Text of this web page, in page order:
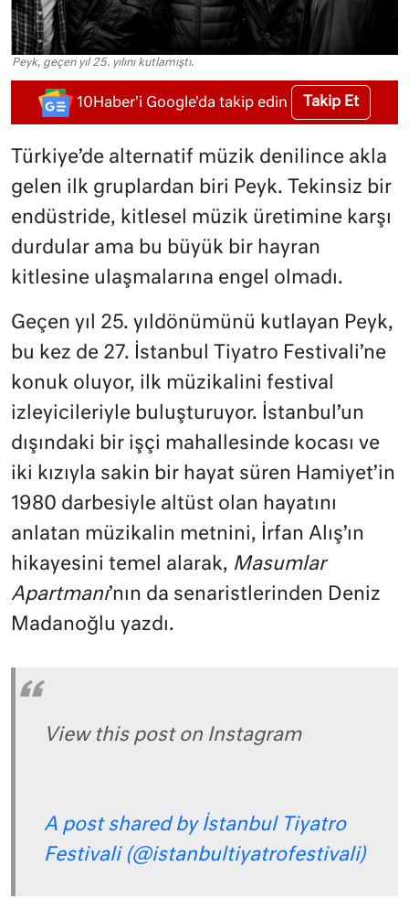
Peyk, geçen yıl 25. yılını kutlamıştı.
10Haber'i Google'da takip edin Takip Et
Türkiye’de alternatif müzik denilince akla
gelen ilk gruplardan biri Peyk. Tekinsiz bir
endüstride, kitlesel müzik üretimine karşı
durdular ama bu büyük bir hayran
kitlesine ulaşmalarına engel olmadı.
Geçen yıl 25. yıldönümünü kutlayan Peyk,
bu kez de 27. İstanbul Tiyatro Festivali’ne
konuk oluyor, ilk müzikalini festival
izleyicileriyle buluşturuyor. İstanbul’un
dışındaki bir işçi mahallesinde kocası ve
iki kızıyla sakin bir hayat süren Hamiyet’in
1980 darbesiyle altüst olan hayatını
anlatan müzikalin metnini, İrfan Alış’ın
hikayesini temel alarak, Masumlar
Apartmanı’nın da senaristlerinden Deniz
Madanoğlu yazdı.
View this post on Instagram
A post shared by İstanbul Tiyatro
Festivali (@istanbultiyatrofestivali)